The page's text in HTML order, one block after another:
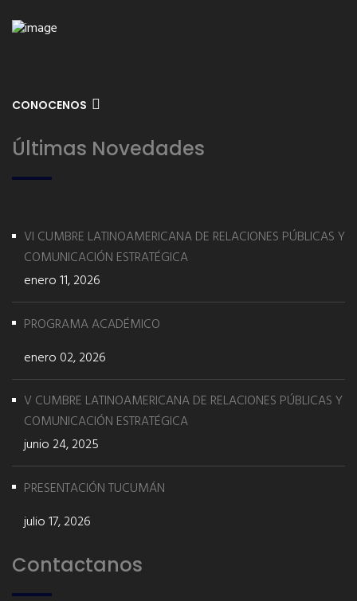
CONOCENOS
Últimas Novedades
VI CUMBRE LATINOAMERICANA DE RELACIONES PÚBLICAS Y
COMUNICACIÓN ESTRATÉGICA
enero 11, 2026
PROGRAMA ACADÉMICO
enero 02, 2026
V CUMBRE LATINOAMERICANA DE RELACIONES PÚBLICAS Y
COMUNICACIÓN ESTRATÉGICA
junio 24, 2025
PRESENTACIÓN TUCUMÁN
julio 17, 2026
Contactanos